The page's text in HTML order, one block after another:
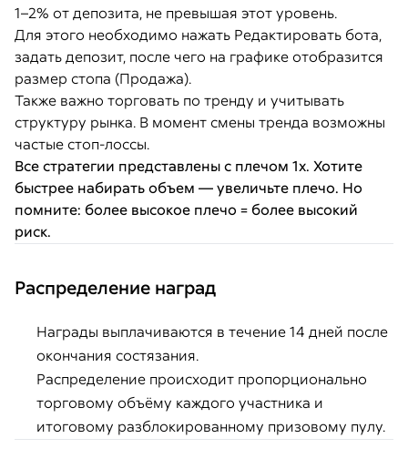
1–2% от депозита, не превышая этот уровень.
Для этого необходимо нажать Редактировать бота,
задать депозит, после чего на графике отобразится
размер стопа (Продажа).
Также важно торговать по тренду и учитывать
структуру рынка. В момент смены тренда возможны
частые стоп-лоссы.
Все стратегии представлены с плечом 1x. Хотите
быстрее набирать объем — увеличьте плечо. Но
помните: более высокое плечо = более высокий
риск.
Распределение наград
Награды выплачиваются в течение 14 дней после
окончания состязания.
Распределение происходит пропорционально
торговому объёму каждого участника и
итоговому разблокированному призовому пулу.